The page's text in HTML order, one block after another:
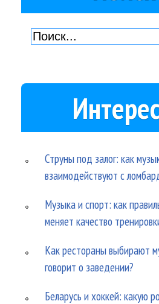
Струны под залог: как
взаимодействуют с
Музыка и спорт: как
меняет качество
Как рестораны выбирают
говорит о заведении?
Беларусь и хоккей: какую